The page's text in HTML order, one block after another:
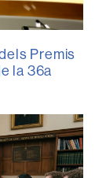
Premis
la 36a